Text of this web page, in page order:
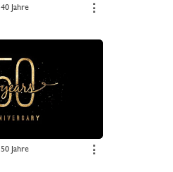
40 Jahre ⋮
50 Jahre ⋮